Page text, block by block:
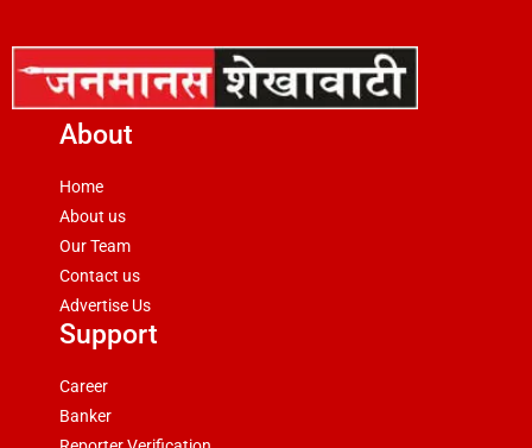
About
Home
About us
Our Team
Contact us
Advertise Us
Support
Career
Banker